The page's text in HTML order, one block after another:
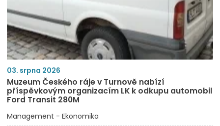
03. srpna 2026
Muzeum Českého ráje v Turnově nabízí
příspěvkovým organizacím LK k odkupu automobil
Ford Transit 280M
Management - Ekonomika